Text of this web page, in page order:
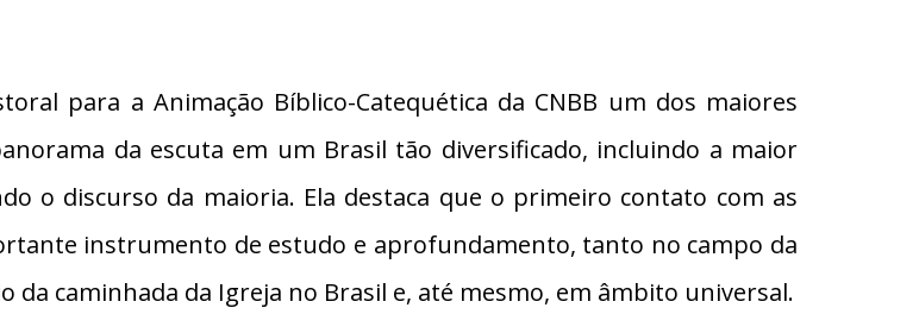
para a Animação Bíblico-Catequética da CNBB um dos maiores
da escuta em um Brasil tão diversificado, incluindo a maior
o discurso da maioria. Ela destaca que o primeiro contato com as
instrumento de estudo e aprofundamento, tanto no campo da
caminhada da Igreja no Brasil e, até mesmo, em âmbito universal.